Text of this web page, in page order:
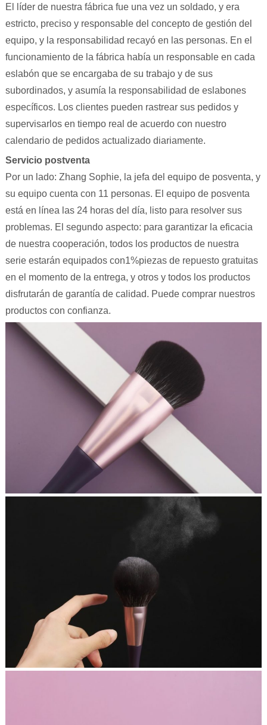
El líder de nuestra fábrica fue una vez un soldado, y era
estricto, preciso y responsable del concepto de gestión del
equipo, y la responsabilidad recayó en las personas. En el
funcionamiento de la fábrica había un responsable en cada
eslabón que se encargaba de su trabajo y de sus
subordinados, y asumía la responsabilidad de eslabones
específicos. Los clientes pueden rastrear sus pedidos y
supervisarlos en tiempo real de acuerdo con nuestro
calendario de pedidos actualizado diariamente.
Servicio postventa
Por un lado: Zhang Sophie, la jefa del equipo de posventa, y
su equipo cuenta con 11 personas. El equipo de posventa
está en línea las 24 horas del día, listo para resolver sus
problemas. El segundo aspecto: para garantizar la eficacia
de nuestra cooperación, todos los productos de nuestra
serie estarán equipados con1%piezas de repuesto gratuitas
en el momento de la entrega, y otros y todos los productos
disfrutarán de garantía de calidad. Puede comprar nuestros
productos con confianza.